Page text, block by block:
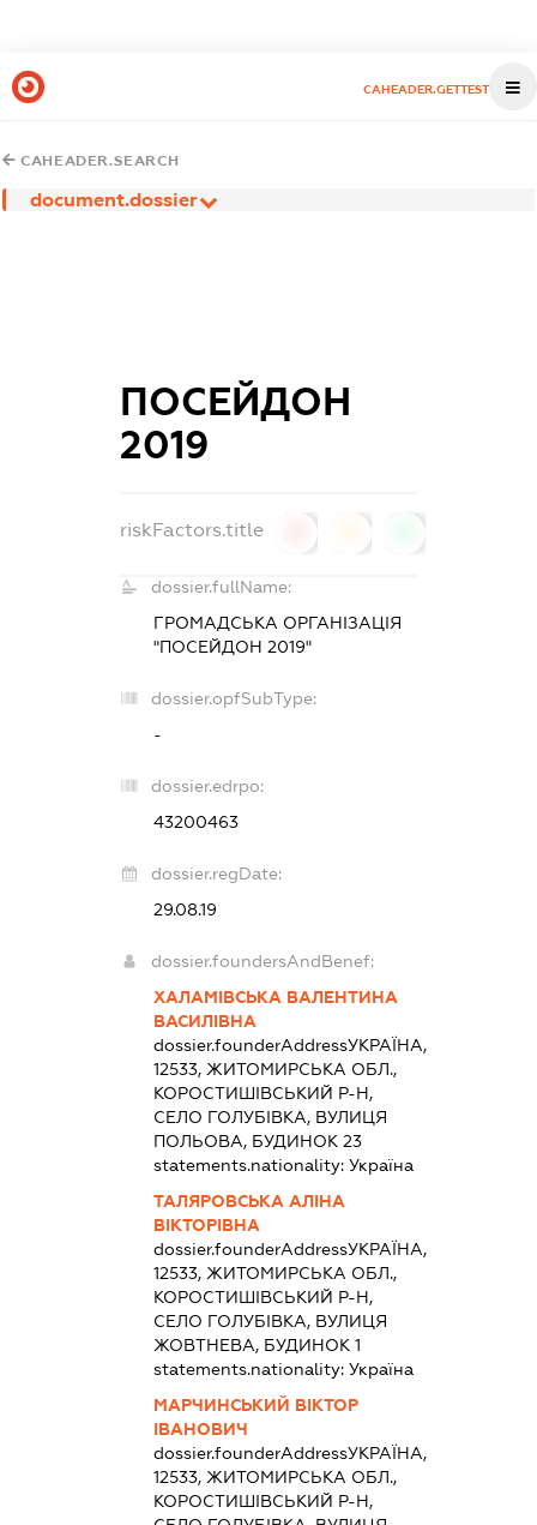
CAHEADER.GETTEST
CAHEADER.SEARCH
document.dossier
ПОСЕЙДОН
2019
riskFactors.title
dossier.fullName:
ГРОМАДСЬКА ОРГАНІЗАЦІЯ
"ПОСЕЙДОН 2019"
dossier.opfSubType:
-
dossier.edrpo:
43200463
dossier.regDate:
29.08.19
dossier.foundersAndBenef:
ХАЛАМІВСЬКА ВАЛЕНТИНА
ВАСИЛІВНА
dossier.founderAddressУКРАЇНА,
12533, ЖИТОМИРСЬКА ОБЛ.,
КОРОСТИШІВСЬКИЙ Р-Н,
СЕЛО ГОЛУБІВКА, ВУЛИЦЯ
ПОЛЬОВА, БУДИНОК 23
statements.nationality: Україна
ТАЛЯРОВСЬКА АЛІНА
ВІКТОРІВНА
dossier.founderAddressУКРАЇНА,
12533, ЖИТОМИРСЬКА ОБЛ.,
КОРОСТИШІВСЬКИЙ Р-Н,
СЕЛО ГОЛУБІВКА, ВУЛИЦЯ
ЖОВТНЕВА, БУДИНОК 1
statements.nationality: Україна
МАРЧИНСЬКИЙ ВІКТОР
ІВАНОВИЧ
dossier.founderAddressУКРАЇНА,
12533, ЖИТОМИРСЬКА ОБЛ.,
КОРОСТИШІВСЬКИЙ Р-Н,